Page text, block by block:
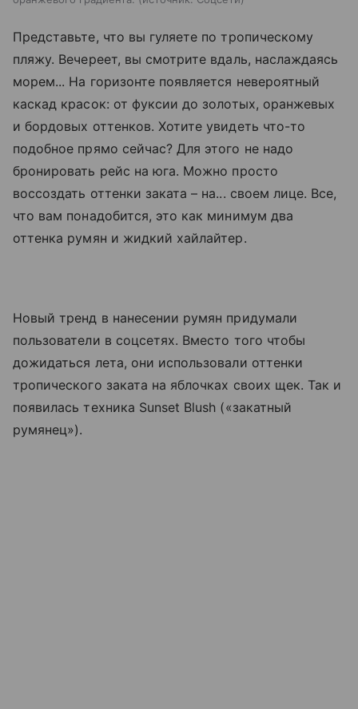
Представьте, что вы гуляете по тропическому
пляжу. Вечереет, вы смотрите вдаль, наслаждаясь
морем... На горизонте появляется невероятный
каскад красок: от фуксии до золотых, оранжевых
и бордовых оттенков. Хотите увидеть что-то
подобное прямо сейчас? Для этого не надо
бронировать рейс на юга. Можно просто
воссоздать оттенки заката – на... своем лице. Все,
что вам понадобится, это как минимум два
оттенка румян и жидкий хайлайтер.
Новый тренд в нанесении румян придумали
пользователи в соцсетях. Вместо того чтобы
дожидаться лета, они использовали оттенки
тропического заката на яблочках своих щек. Так и
появилась техника Sunset Blush («закатный
румянец»).